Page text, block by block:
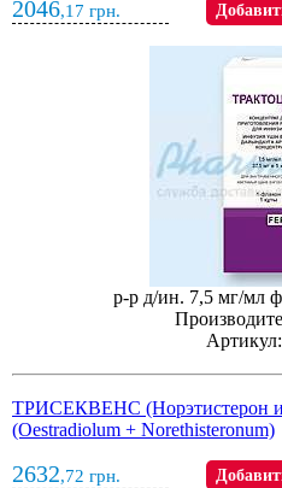
2046,17 грн.
р-р д/ин. 7,5 мг/мл
ТРИСЕКВЕНС (Норэтистерон и
(Oestradiolum + Norethisteronum)
2632,72 грн.